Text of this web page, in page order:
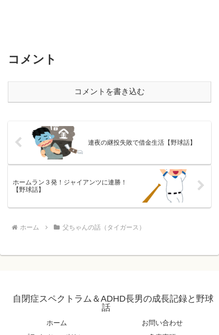
コメント
コメントを書き込む
連夜の継投失敗で借金生活【野球話】
ホームラン３発！ジャイアンツに連勝！
【野球話】
ホーム 父ちゃんの話（タイガース）
自閉症スペクトラム＆ADHD長男の成長記録と野球
話
ホーム
お問い合わせ